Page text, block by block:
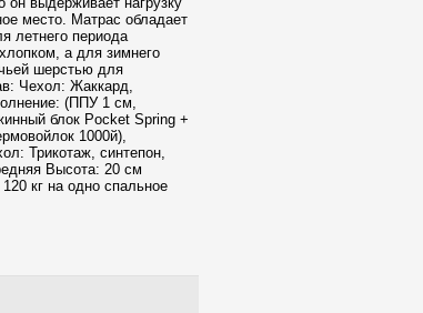
место. Матрас обладает
летнего периода
а для зимнего
шерстью для
Чехол: Жаккард,
(ППУ 1 см,
блок Pocket Spring +
1000й),
Трикотаж, синтепон,
Высота: 20 см
кг на одно спальное